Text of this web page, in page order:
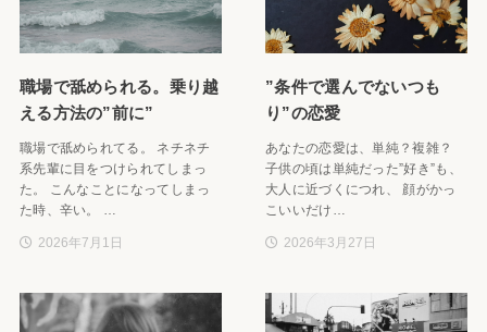
職場で舐められる。乗り越
える方法の”前に”
職場で舐められてる。 ネチネチ
系先輩に目をつけられてしまっ
た。 こんなことになってしまっ
た時、辛い。 …
2026年7月1日
”条件で選んでないつも
り”の恋愛
あなたの恋愛は、単純？複雑？
子供の頃は単純だった”好き”も、
大人に近づくにつれ、 顔がかっ
こいいだけ…
2026年3月27日